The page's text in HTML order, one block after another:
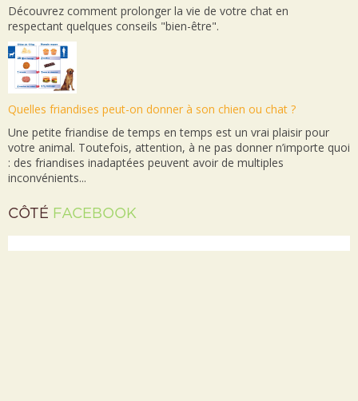
Découvrez comment prolonger la vie de votre chat en
respectant quelques conseils "bien-être".
Quelles friandises peut-on donner à son chien ou chat ?
Une petite friandise de temps en temps est un vrai plaisir pour
votre animal. Toutefois, attention, à ne pas donner n’importe quoi
: des friandises inadaptées peuvent avoir de multiples
inconvénients...
CÔTÉ FACEBOOK